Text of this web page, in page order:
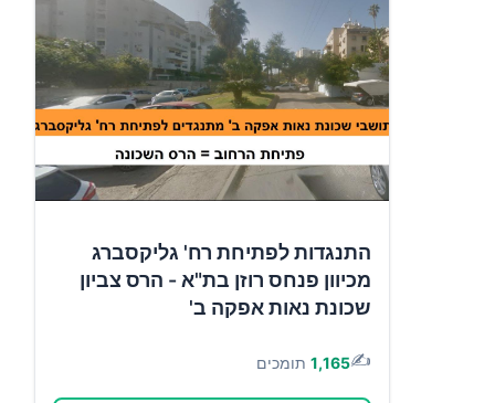
התנגדות לפתיחת רח' גליקסברג
מכיוון פנחס רוזן בת"א - הרס צביון
שכונת נאות אפקה ב'
✍️
1,165 תומכים